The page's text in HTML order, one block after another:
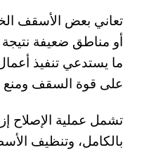
تعاني بعض الأسقف
أو مناطق ضعيفة
ما يستدعي تنفيذ
على قوة السقف ومنع
تشمل عملية الإصلاح
بالكامل، وتنظيف